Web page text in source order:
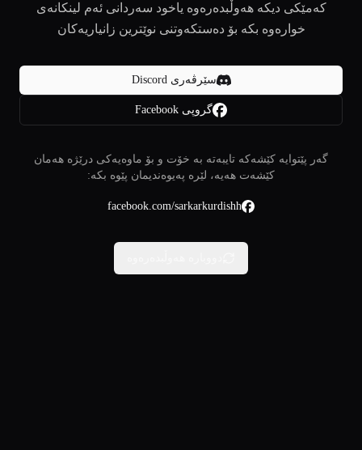
کەمێکی دیکە هەوڵبدەرەوە یاخود سەردانی ئەم لینکانەی
خوارەوە بکە بۆ دەستکەوتنی نوێترین زانیاریەکان
سێرڤەری Discord
گروپی Facebook
گەر پێتوایە کێشەکە تایبەتە بە خۆت و بۆ ماوەیەکی درێژە هەمان
کێشەت هەیە، لێرە پەیوەندیمان پێوە بکە:
facebook.com/sarkarkurdishh